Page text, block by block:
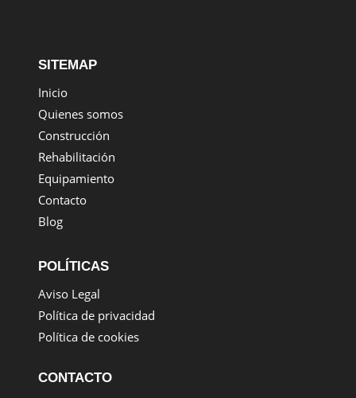
SITEMAP
Inicio
Quienes somos
Construcción
Rehabilitación
Equipamiento
Contacto
Blog
POLÍTICAS
Aviso Legal
Política de privacidad
Política de cookies
CONTACTO